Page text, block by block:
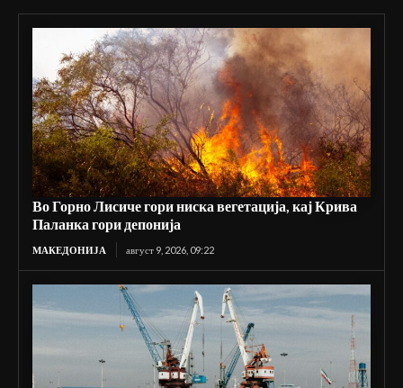
Во Горно Лисиче гори ниска вегетација, кај Крива
Паланка гори депонија
МАКЕДОНИЈА август 9, 2026, 09:22